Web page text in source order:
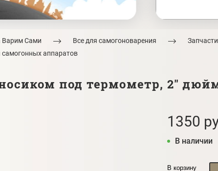
Варим Сами Все для самогоноварения
самогонных аппаратов
носиком под термометр, 2"
1350
В наличии
В корзину